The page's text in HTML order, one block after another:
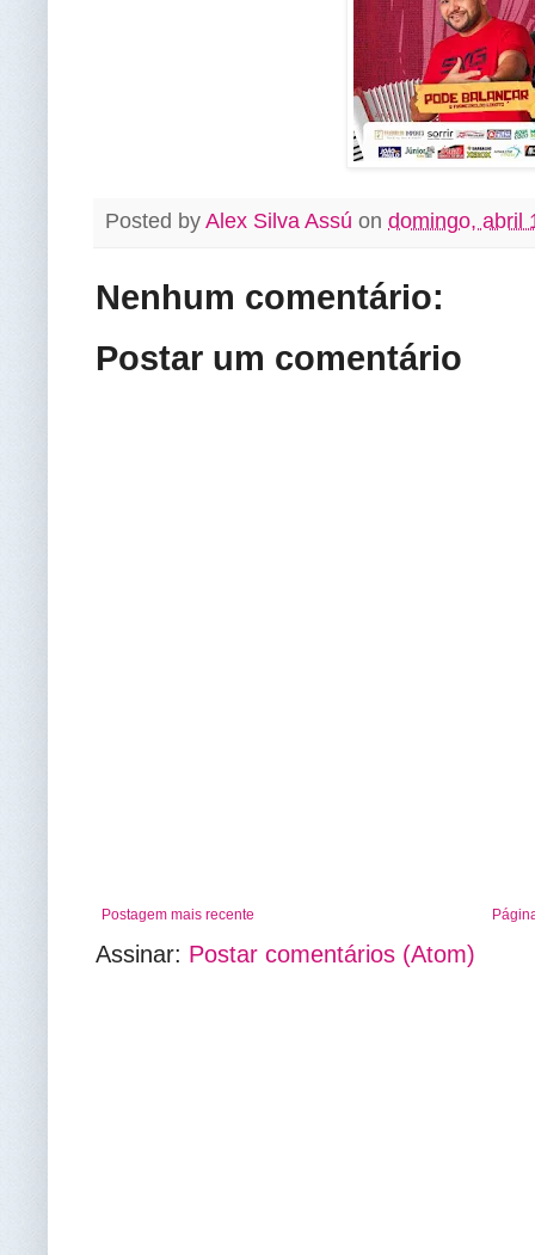
Posted by Alex Silva Assú on domingo, abril
Nenhum comentário:
Postar um comentário
Postagem mais recente
Assinar: Postar comentários (Atom)